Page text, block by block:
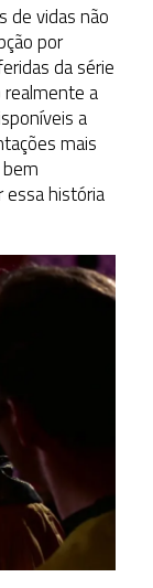
de vidas não
por
da série
a
a
mais
essa história